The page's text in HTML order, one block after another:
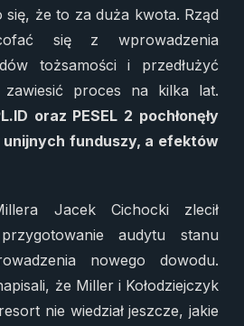
się, że to za duża kwota. Rząd
się z wprowadzenia
tożsamości i przedłużyć
proces na kilka lat.
oraz PESEL 2 pochłonęły
unijnych funduszy, a efektów
Jacek Cichocki zlecił
audytu stanu
nowego dowodu.
że Miller i Kołodziejczyk
nie wiedział jeszcze, jakie